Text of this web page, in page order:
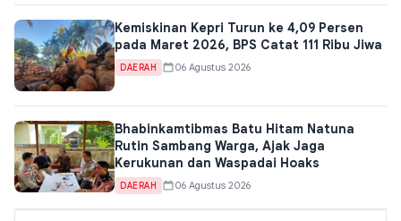
Kemiskinan Kepri Turun ke 4,09 Persen
pada Maret 2026, BPS Catat 111 Ribu Jiwa
DAERAH 06 Agustus 2026
Bhabinkamtibmas Batu Hitam Natuna
Rutin Sambang Warga, Ajak Jaga
Kerukunan dan Waspadai Hoaks
DAERAH 06 Agustus 2026